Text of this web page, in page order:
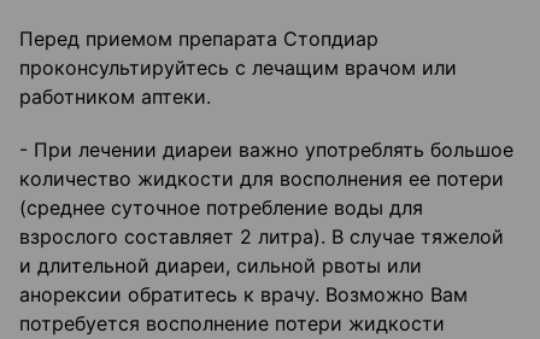
Перед приемом препарата Стопдиар
проконсультируйтесь с лечащим врачом или
работником аптеки.
- При лечении диареи важно употреблять большое
количество жидкости для восполнения ее потери
(среднее суточное потребление воды для
взрослого составляет 2 литра). В случае тяжелой
и длительной диареи, сильной рвоты или
анорексии обратитесь к врачу. Возможно Вам
потребуется восполнение потери жидкости